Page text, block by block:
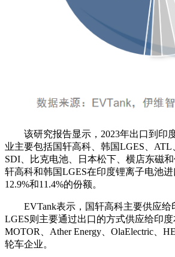
该研究报告显示，2023年出口到印
业主要包括国轩高科、韩国LGES、
SDI、比克电池、日本松下、横店东磁
轩高科和韩国LGES在印度锂离子电池
12.9%和11.4%的份额。
EVTank表示，国轩高科主要供应
LGES则主要通过出口的方式供应给印
MOTOR、Ather Energy、OlaElectric、
轮车企业。